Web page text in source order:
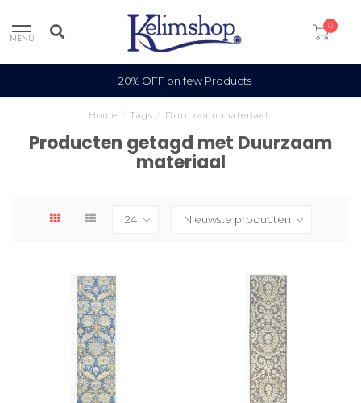
MENU
0
20% OFF on few Products
Home Tags Duurzaam materiaal
Producten getagd met Duurzaam
materiaal